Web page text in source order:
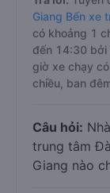
Giang Bến xe
có khoảng 1
đến 14:30 bởi
giờ xe chạy
chiều, ban
Câu hỏi:
trung tâm
Giang nào